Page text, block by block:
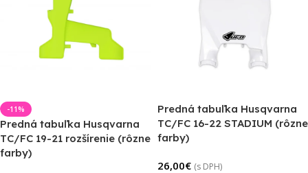
-11%
Predná tabuľka Husqvarna
TC/FC 19-21 rozšírenie (rôzne
farby)
Predná tabuľka Husqvarna
TC/FC 16-22 STADIUM (rôzne
farby)
26,00€ (s DPH)